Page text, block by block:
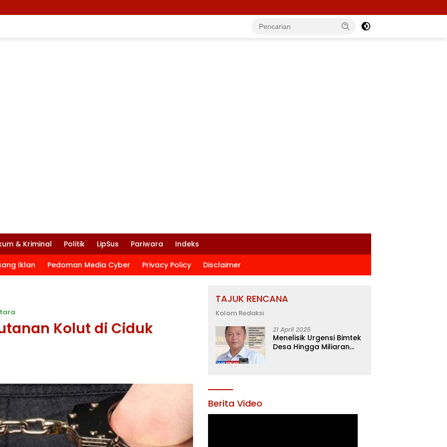
& Kriminal Politik LipSus Pariwara Indeks
Iklan Pedoman Media Cyber Privacy Policy Disclaimer
Kolut di Ciduk
TAJUK RENCANA
Kolom Redaksi
21 April 2025
Menelisik Urgensi Bimtek
Desa Hingga Miliaran
Berita Video